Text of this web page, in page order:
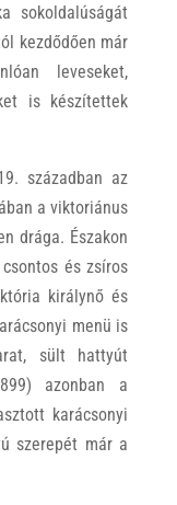
sokoldalúságát
kezdődően már
leveseket,
is készítettek
században az
a viktoriánus
drága. Északon
és zsíros
királynő és
menü is
sült hattyút
azonban a
karácsonyi
szerepét már a